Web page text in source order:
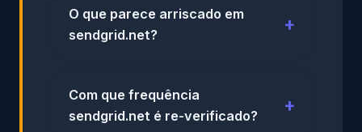
O que parece arriscado em
sendgrid.net?
Com que frequência
sendgrid.net é re-verificado?